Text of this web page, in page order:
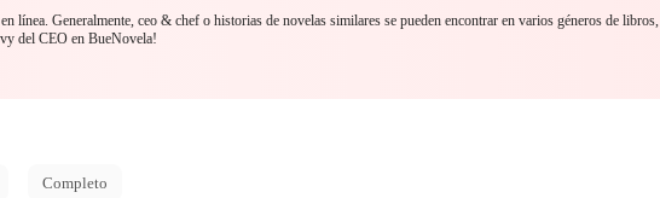
línea. Generalmente, ceo & chef o historias de novelas similares se pueden encontrar en varios géneros de libros,
del CEO en BueNovela!
Completo